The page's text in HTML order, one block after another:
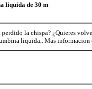
liquida de 30 m
la chispa? ¿Quieres
liquida.. Mas informacion